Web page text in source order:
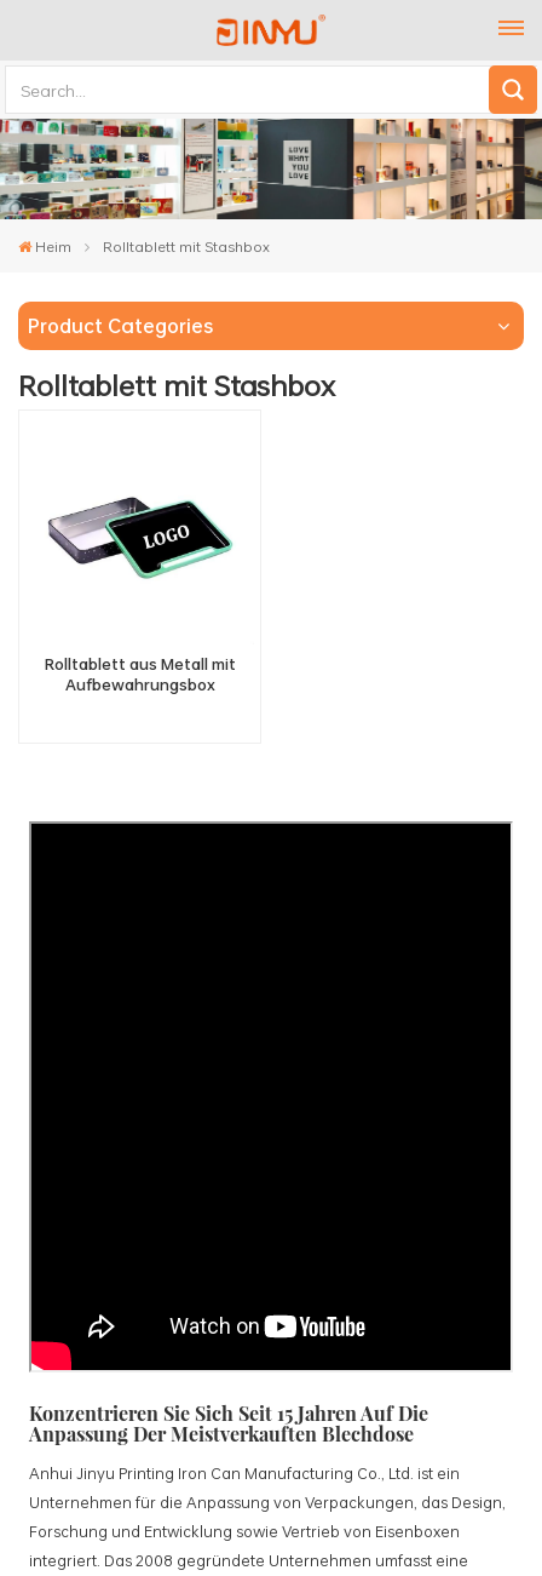
Heim Rolltablett mit Stashbox
Product Categories
Rolltablett mit Stashbox
Rolltablett aus Metall mit
Aufbewahrungsbox
Konzentrieren Sie Sich Seit 15 Jahren Auf Die
Anpassung Der Meistverkauften Blechdose
Anhui Jinyu Printing Iron Can Manufacturing Co., Ltd. ist ein
Unternehmen für die Anpassung von Verpackungen, das Design,
Forschung und Entwicklung sowie Vertrieb von Eisenboxen
integriert. Das 2008 gegründete Unternehmen umfasst eine